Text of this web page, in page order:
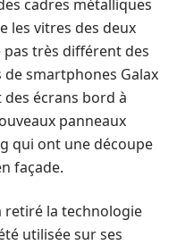
cadres métalliques
les vitres des deux
pas très différent des
smartphones Galax
des écrans bord à
panneaux
qui ont une découpe
façade.
retiré la technologie
utilisée sur ses